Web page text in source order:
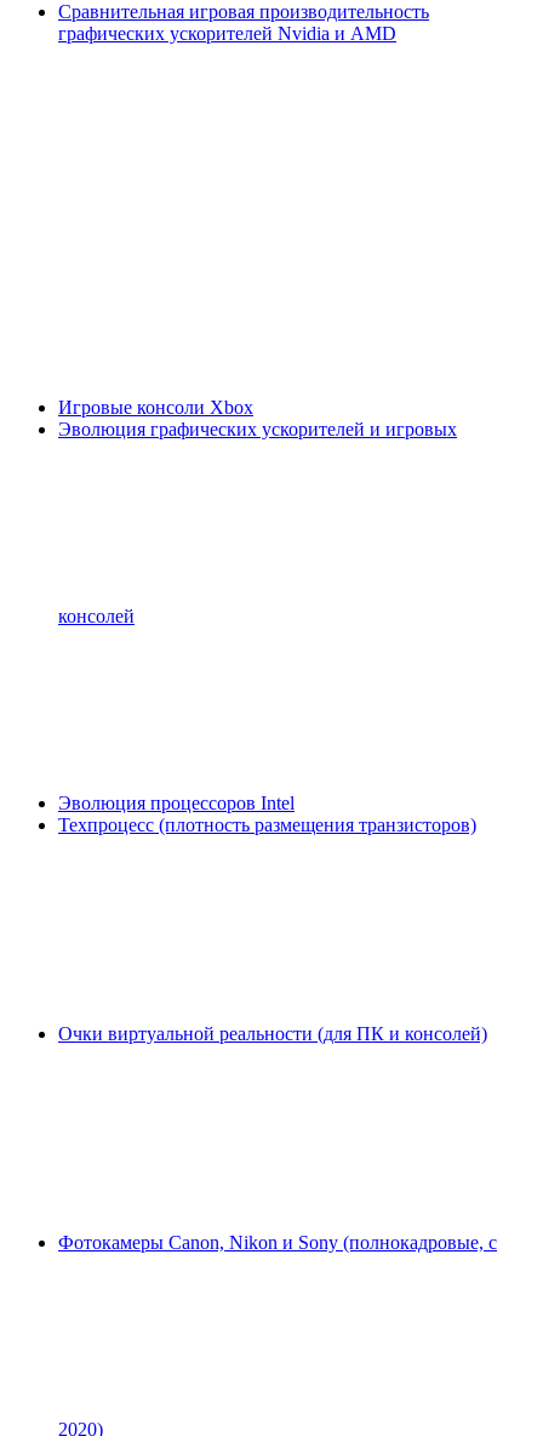
Сравнительная игровая производительность
графических ускорителей Nvidia и AMD
Игровые консоли Xbox
Эволюция графических ускорителей и игровых
консолей
Эволюция процессоров Intel
Техпроцесс (плотность размещения транзисторов)
Очки виртуальной реальности (для ПК и консолей)
Фотокамеры Canon, Nikon и Sony (полнокадровые, с
2020)